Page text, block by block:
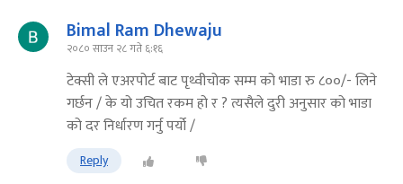
Bimal Ram Dhewaju
२०८० साउन २८ गते ६:१६
टेक्सी ले एअरपोर्ट बाट पृथ्वीचोक सम्म को भाडा रु ८००/- लिने
गर्छन / के यो उचित रकम हो र ? त्यसैले दुरी अनुसार को भाडा
को दर निर्धारण गर्नु पर्यो /
Reply